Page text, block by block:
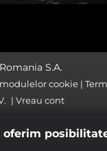
S.A.
cookie
Vreau cont